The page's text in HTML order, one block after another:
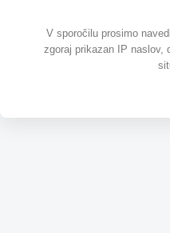
V sporočilu prosimo
zgoraj prikazan IP naslov,